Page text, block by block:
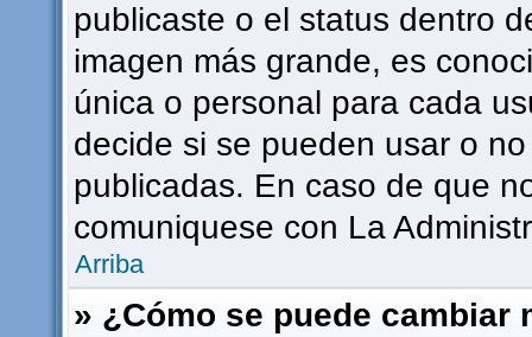
publicaste o el status dentro
imagen más grande, es
única o personal para cada
decide si se pueden usar o
publicadas. En caso de que
comuniquese con La
Arriba
» ¿Cómo se puede cambiar